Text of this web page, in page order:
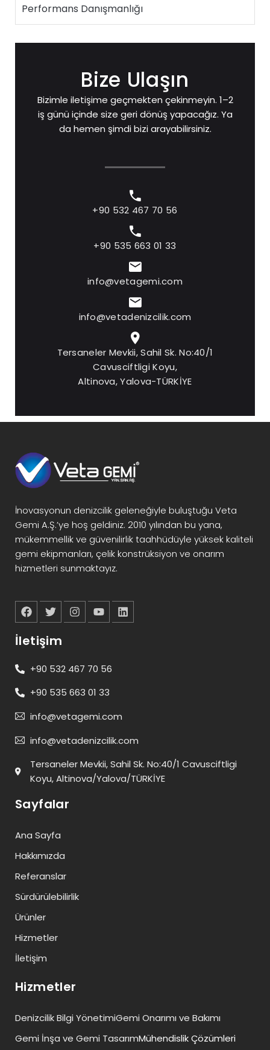
Performans Danışmanlığı
Bize Ulaşın
Bizimle iletişime geçmekten çekinmeyin. 1–2
iş günü içinde size geri dönüş yapacağız. Ya
da hemen şimdi bizi arayabilirsiniz.
+90 532 467 70 56
+90 535 663 01 33
info@vetagemi.com
info@vetadenizcilik.com
Tersaneler Mevkii, Sahil Sk. No:40/1
Cavusciftligi Koyu,
Altinova, Yalova-TÜRKİYE
İnovasyonun denizcilik geleneğiyle buluştuğu Veta
Gemi A.Ş.’ye hoş geldiniz. 2010 yılından bu yana,
mükemmellik ve güvenilirlik taahhüdüyle yüksek kaliteli
gemi ekipmanları, çelik konstrüksiyon ve onarım
hizmetleri sunmaktayız.
İletişim
+90 532 467 70 56
+90 535 663 01 33
info@vetagemi.com
info@vetadenizcilik.com
Tersaneler Mevkii, Sahil Sk. No:40/1 Cavusciftligi
Koyu, Altinova/Yalova/TÜRKİYE
Sayfalar
Ana Sayfa
Hakkımızda
Referanslar
Sürdürülebilirlik
Ürünler
Hizmetler
İletişim
Hizmetler
Denizcilik Bilgi YönetimiGemi Onarımı ve Bakımı
Gemi İnşa ve Gemi TasarımMühendislik Çözümleri